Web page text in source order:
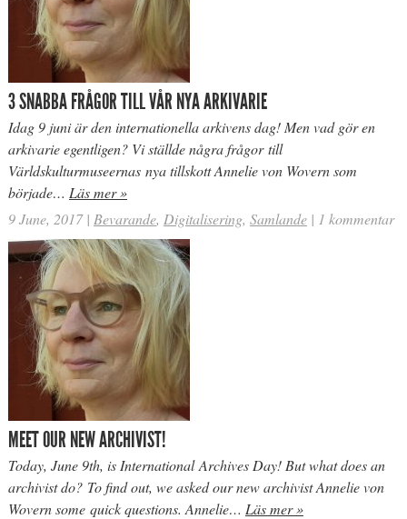
3 SNABBA FRÅGOR TILL VÅR NYA ARKIVARIE
Idag 9 juni är den internationella arkivens dag! Men vad gör en
arkivarie egentligen? Vi ställde några frågor till
Världskulturmuseernas nya tillskott Annelie von Wovern som
började… Läs mer »
9 June, 2017 | Bevarande, Digitalisering, Samlande | 1 kommentar
MEET OUR NEW ARCHIVIST!
Today, June 9th, is International Archives Day! But what does an
archivist do? To find out, we asked our new archivist Annelie von
Wovern some quick questions. Annelie… Läs mer »